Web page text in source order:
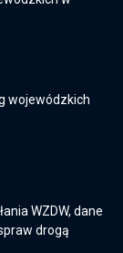
wojewódzkich
WZDW, dane
drogą